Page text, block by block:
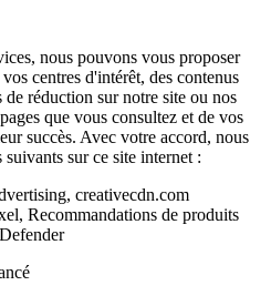
nous pouvons vous proposer
centres d'intérêt, des contenus
de réduction sur notre site ou nos
que vous consultez et de vos
succès. Avec votre accord, nous
sur ce site internet :
creativecdn.com
Recommandations de produits